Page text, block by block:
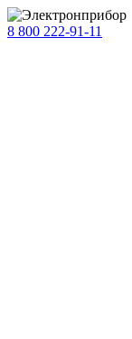
8 800 222-91-11